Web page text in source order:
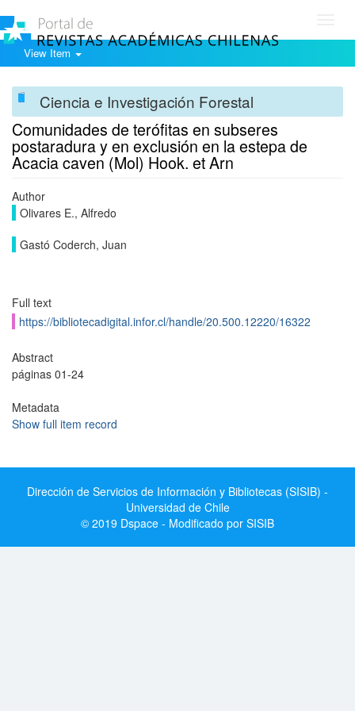
View Item
Ciencia e Investigación Forestal
Comunidades de terófitas en subseres
postaradura y en exclusión en la estepa de
Acacia caven (Mol) Hook. et Arn
Author
Olivares E., Alfredo
Gastó Coderch, Juan
Full text
https://bibliotecadigital.infor.cl/handle/20.500.12220/16322
Abstract
páginas 01-24
Metadata
Show full item record
Dirección de Servicios de Información y Bibliotecas (SISIB) -
Universidad de Chile
© 2019 Dspace - Modificado por SISIB